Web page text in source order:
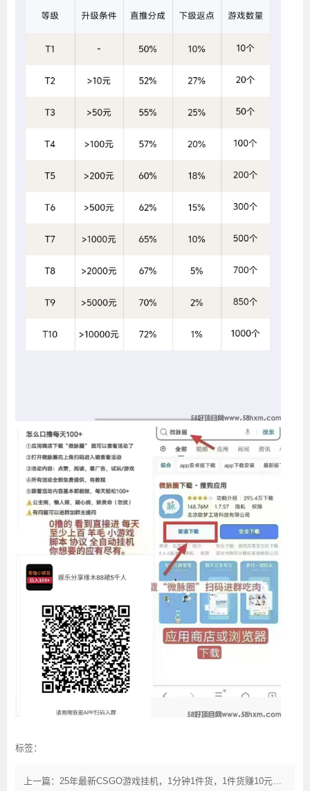
标签：
上一篇：25年最新CSGO游戏挂机，1分钟1件货，1件货赚10元，纯手机操作，无需游戏经验